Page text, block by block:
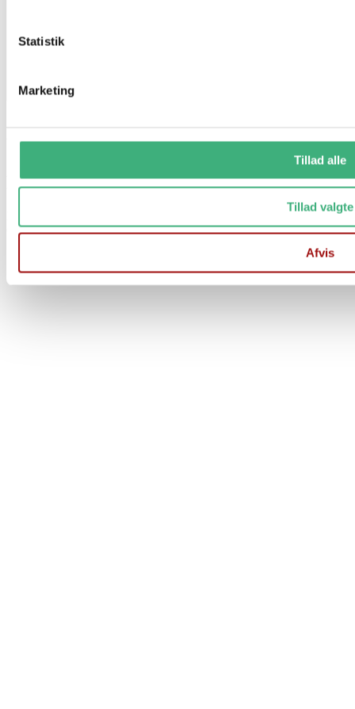
Statistik
Marketing
Tillad alle
Tillad valgte
Afvis
Vi holder ferielukket i uge 29 og 30
Fra d. 17/7 til og med d. 1/8
Der er stadig mulighed for at afgive ordre på vores hjemmeside
Ordre afsendes 1 gang ugentligt